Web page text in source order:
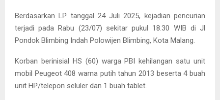
Berdasarkan LP tanggal 24 Juli 2025, kejadian pencurian
terjadi pada Rabu (23/07) sekitar pukul 18.30 WIB di Jl
Pondok Blimbing Indah Polowijen Blimbing, Kota Malang.
Korban berinisial HS (60) warga PBI kehilangan satu unit
mobil Peugeot 408 warna putih tahun 2013 beserta 4 buah
unit HP/telepon seluler dan 1 buah tablet.